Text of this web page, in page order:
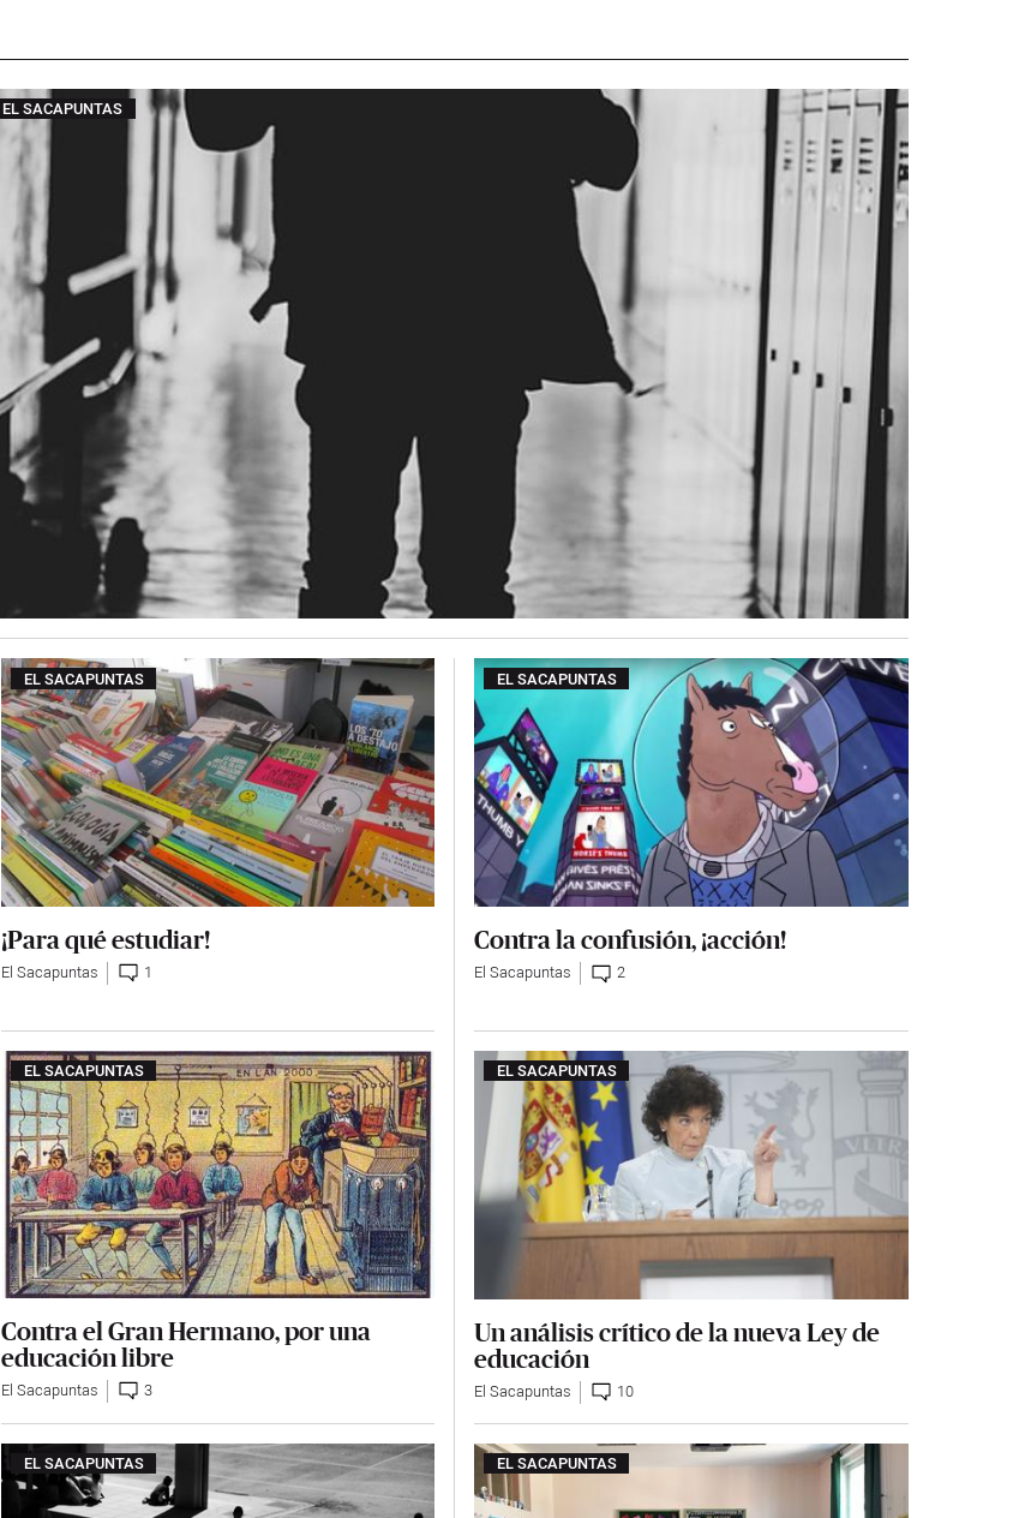
EL SACAPUNTAS
EL SACAPUNTAS
¡Para qué estudiar!
El Sacapuntas 1
EL SACAPUNTAS
Contra la confusión, ¡acción!
El Sacapuntas 2
EL SACAPUNTAS
Contra el Gran Hermano, por una
educación libre
El Sacapuntas 3
EL SACAPUNTAS
Un análisis crítico de la nueva Ley de
educación
El Sacapuntas 10
EL SACAPUNTAS EL SACAPUNTAS